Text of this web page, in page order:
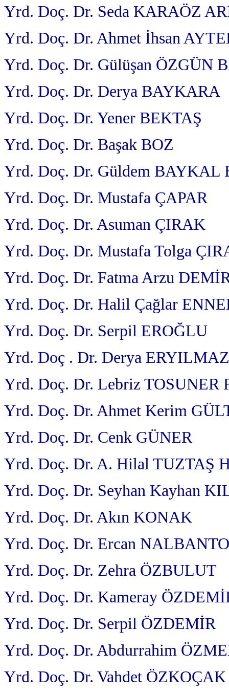
Yrd. Doç. Dr. Seda KARAÖZ
Yrd. Doç. Dr. Ahmet İhsan
Yrd. Doç. Dr. Gülüşan ÖZGÜN
Yrd. Doç. Dr. Derya BAYKARA
Yrd. Doç. Dr. Yener BEKTAŞ
Yrd. Doç. Dr. Başak BOZ
Yrd. Doç. Dr. Güldem BAYKAL
Yrd. Doç. Dr. Mustafa ÇAPAR
Yrd. Doç. Dr. Asuman ÇIRAK
Yrd. Doç. Dr. Mustafa Tolga
Yrd. Doç. Dr. Fatma Arzu
Yrd. Doç. Dr. Halil Çağlar
Yrd. Doç. Dr. Serpil EROĞLU
Yrd. Doç . Dr. Derya ERYILMAZ
Yrd. Doç. Dr. Lebriz TOSUNER
Yrd. Doç. Dr. Ahmet Kerim
Yrd. Doç. Dr. Cenk GÜNER
Yrd. Doç. Dr. A. Hilal TUZTAŞ
Yrd. Doç. Dr. Seyhan Kayhan
Yrd. Doç. Dr. Akın KONAK
Yrd. Doç. Dr. Ercan
Yrd. Doç. Dr. Zehra ÖZBULUT
Yrd. Doç. Dr. Kameray
Yrd. Doç. Dr. Serpil ÖZDEMİR
Yrd. Doç. Dr. Abdurrahim
Yrd. Doç. Dr. Vahdet ÖZKOÇAK